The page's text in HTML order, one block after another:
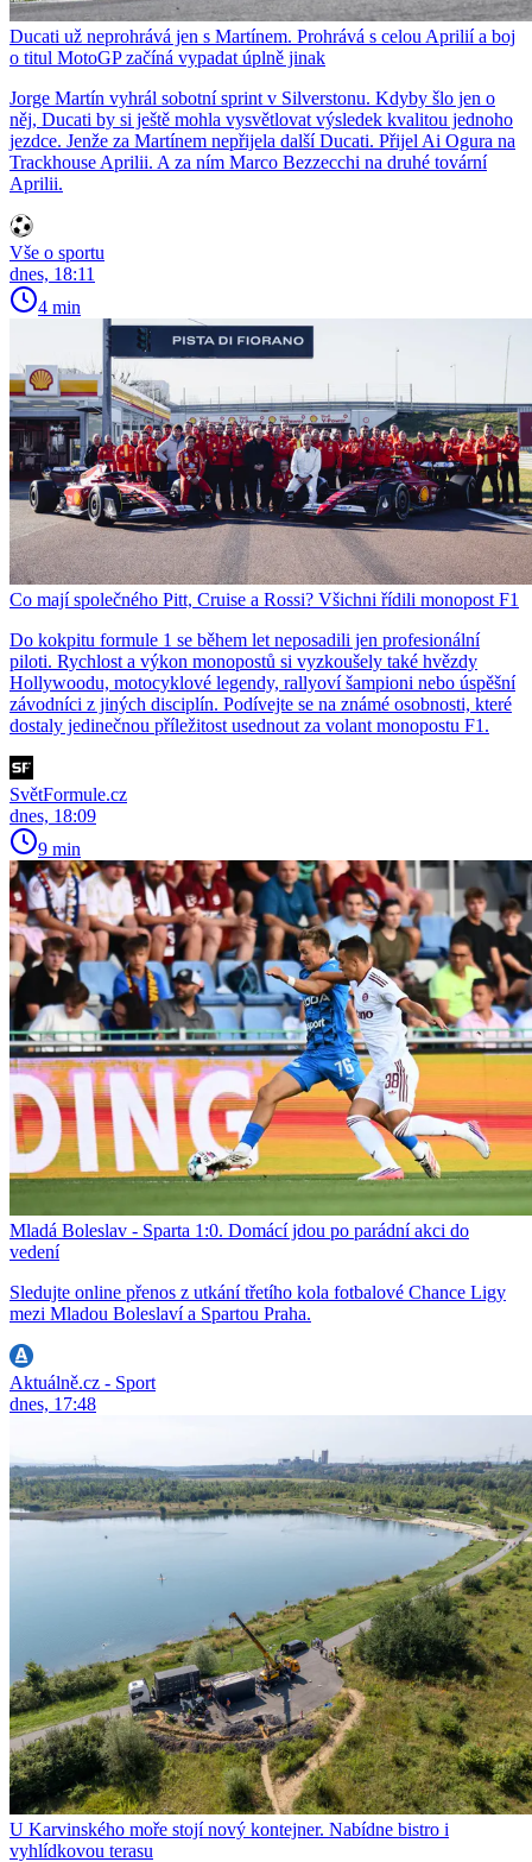
Ducati už neprohrává jen s Martínem. Prohrává s celou Aprilií a boj
o titul MotoGP začíná vypadat úplně jinak
Jorge Martín vyhrál sobotní sprint v Silverstonu. Kdyby šlo jen o
něj, Ducati by si ještě mohla vysvětlovat výsledek kvalitou jednoho
jezdce. Jenže za Martínem nepřijela další Ducati. Přijel Ai Ogura na
Trackhouse Aprilii. A za ním Marco Bezzecchi na druhé tovární
Aprilii.
Vše o sportu
dnes, 18:11
4 min
Co mají společného Pitt, Cruise a Rossi? Všichni řídili monopost F1
Do kokpitu formule 1 se během let neposadili jen profesionální
piloti. Rychlost a výkon monopostů si vyzkoušely také hvězdy
Hollywoodu, motocyklové legendy, rallyoví šampioni nebo úspěšní
závodníci z jiných disciplín. Podívejte se na známé osobnosti, které
dostaly jedinečnou příležitost usednout za volant monopostu F1.
SvětFormule.cz
dnes, 18:09
9 min
Mladá Boleslav - Sparta 1:0. Domácí jdou po parádní akci do
vedení
Sledujte online přenos z utkání třetího kola fotbalové Chance Ligy
mezi Mladou Boleslaví a Spartou Praha.
Aktuálně.cz - Sport
dnes, 17:48
U Karvinského moře stojí nový kontejner. Nabídne bistro i
vyhlídkovou terasu